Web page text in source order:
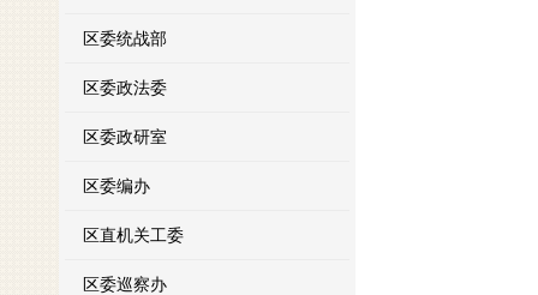
区委统战部
区委政法委
区委政研室
区委编办
区直机关工委
区委巡察办